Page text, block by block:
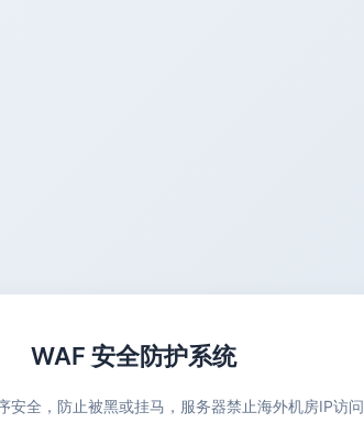
WAF 安全防护系统
安全，防止被黑或挂马，服务器禁止海外机房IP访问